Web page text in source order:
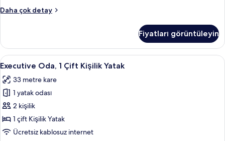
Daha çok detay
Süit,
hakkında
daha
fazla
Fiyatları görüntüleyin
Executive
Oda,
1
Çift
Kişilik
Yatak
için
Minibar, odada kasa, masa, dizüstü
6
Executive Oda, 1 Çift Kişilik Yatak
33 metre kare
1 yatak odası
2 kişilik
1 çift Kişilik Yatak
Ücretsiz kablosuz internet